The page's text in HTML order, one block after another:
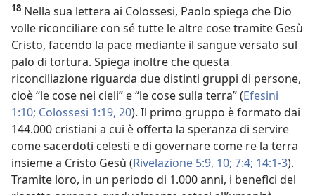
18 Nella sua lettera ai Colossesi, Paolo spiega che Dio
volle riconciliare con sé tutte le altre cose tramite Gesù
Cristo, facendo la pace mediante il sangue versato sul
palo di tortura. Spiega inoltre che questa
riconciliazione riguarda due distinti gruppi di persone,
cioè “le cose nei cieli” e “le cose sulla terra” (Efesini
1:10; Colossesi 1:19, 20). Il primo gruppo è formato dai
144.000 cristiani a cui è offerta la speranza di servire
come sacerdoti celesti e di governare come re la terra
insieme a Cristo Gesù (Rivelazione 5:9, 10; 7:4; 14:1-3).
Tramite loro, in un periodo di 1.000 anni, i benefìci del